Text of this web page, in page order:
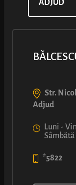
Str.
Adjud
Luni -
*5822